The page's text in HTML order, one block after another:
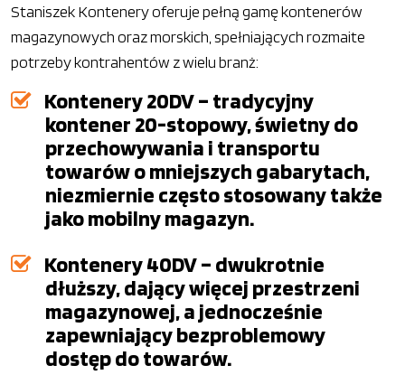
Staniszek Kontenery oferuje pełną gamę kontenerów
magazynowych oraz morskich, spełniających rozmaite
potrzeby kontrahentów z wielu branż:
Kontenery 20DV – tradycyjny
kontener 20-stopowy, świetny do
przechowywania i transportu
towarów o mniejszych gabarytach,
niezmiernie często stosowany także
jako mobilny magazyn.
Kontenery 40DV – dwukrotnie
dłuższy, dający więcej przestrzeni
magazynowej, a jednocześnie
zapewniający bezproblemowy
dostęp do towarów.